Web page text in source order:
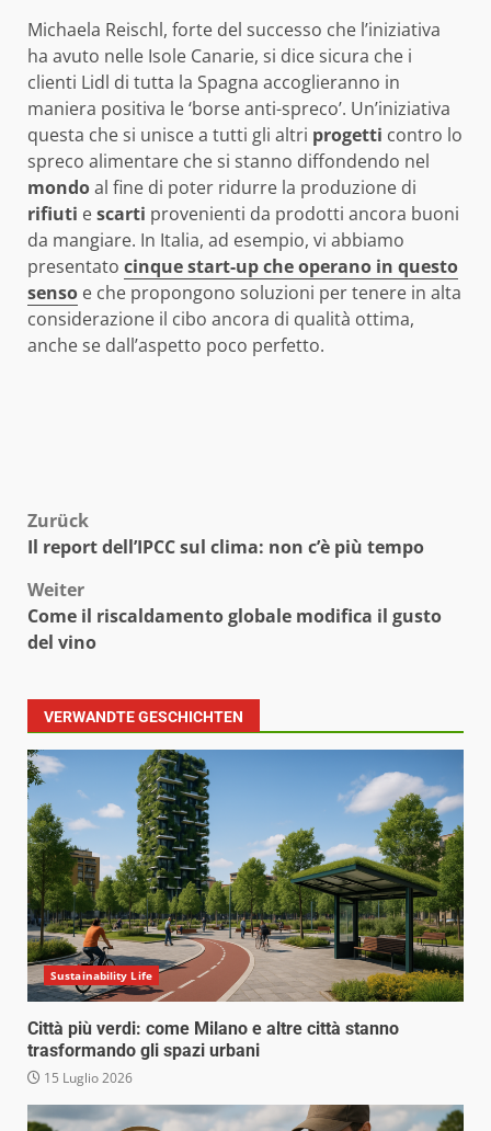
Michaela Reischl, forte del successo che l’iniziativa
ha avuto nelle Isole Canarie, si dice sicura che i
clienti Lidl di tutta la Spagna accoglieranno in
maniera positiva le ‘borse anti-spreco’. Un’iniziativa
questa che si unisce a tutti gli altri progetti contro lo
spreco alimentare che si stanno diffondendo nel
mondoal fine di poter ridurre la produzione di
rifiuti escarti provenienti da prodotti ancora buoni
da mangiare. In Italia, ad esempio, vi abbiamo
presentato cinque start-up che operano in questo
senso e che propongono soluzioni per tenere in alta
considerazione il cibo ancora di qualità ottima,
anche se dall’aspetto poco perfetto.
Beitragsnavigation
Zurück
Il report dell’IPCC sul clima: non c’è più tempo
Weiter
Come il riscaldamento globale modifica il gusto
del vino
VERWANDTE GESCHICHTEN
Sustainability Life
Città più verdi: come Milano e altre città stanno
trasformando gli spazi urbani
15 Luglio 2026